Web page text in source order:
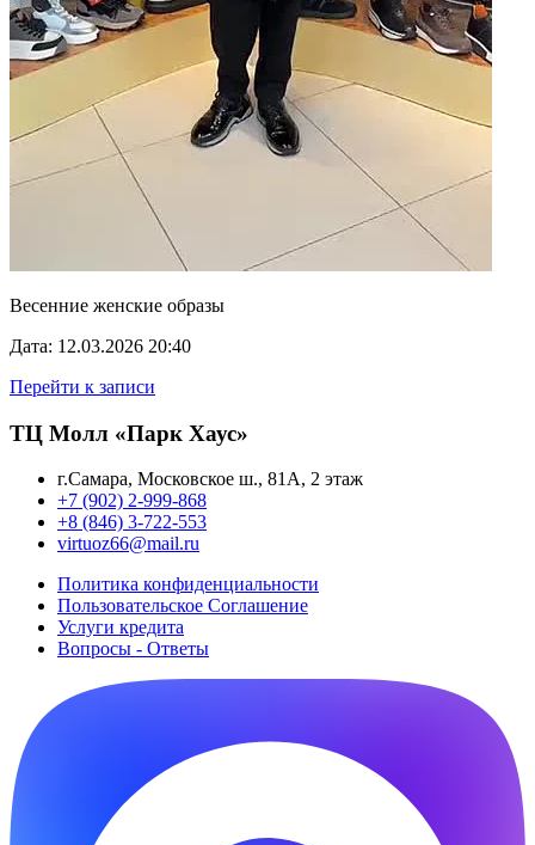
Весенние женские образы
Дата: 12.03.2026 20:40
Перейти к записи
ТЦ Молл «Парк Хаус»
г.Самара, Московское ш., 81А, 2 этаж
+7 (902) 2-999-868
+8 (846) 3-722-553
virtuoz66@mail.ru
Политика конфиденциальности
Пользовательское Cоглашение
Услуги кредита
Вопросы - Ответы